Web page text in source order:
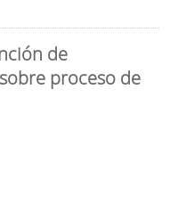
de
proceso de